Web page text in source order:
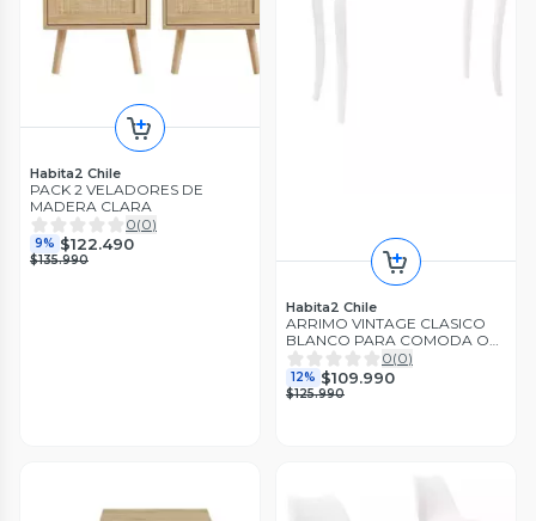
Habita2 Chile
PACK 2 VELADORES DE
MADERA CLARA
0(0)
9% $122.490
$135.990
Habita2 Chile
ARRIMO VINTAGE CLASICO
BLANCO PARA COMODA O
LIVING - 78X87X34
0(0)
12% $109.990
$125.990